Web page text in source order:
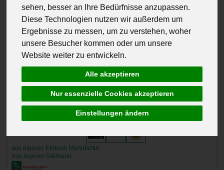
sehen, besser an Ihre Bedürfnisse anzupassen.
Diese Technologien nutzen wir außerdem um
Ergebnisse zu messen, um zu verstehen, woher
unsere Besucher kommen oder um unsere
Website weiter zu entwickeln.
Alle akzeptieren
Nur essenzielle Cookies akzeptieren
Einstellungen ändern
aus eigener Einkoch Manufactur
Aus eigener Gärtnerei